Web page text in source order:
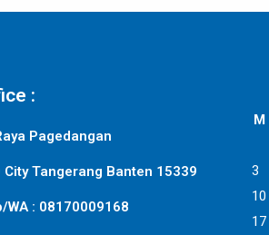
:
Pagedangan
City Tangerang Banten 15339
WA : 08170009168
M
3
10
17